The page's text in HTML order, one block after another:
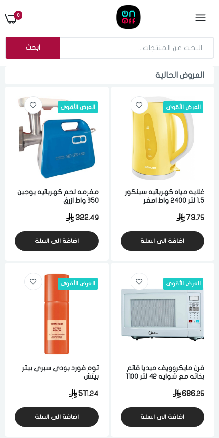
0
ابحث
العروض الحالية
العرض الأقوى
غلايه مياه كهربائيه سينكور
1.5 لتر 2400 واط اصفر
73.75
اضافة الى السلة
العرض الأقوى
مفرمه لحم كهربائيه يوجين
850 واط ازرق
322.49
اضافة الى السلة
العرض الأقوى
فرن مايكروويف ميديا قائم
بذاته مع شوايه 42 لتر 1100
686.25
اضافة الى السلة
العرض الأقوى
توم فورد بودي سبري بيتر
بيتش
511.24
اضافة الى السلة
الدخول تسجيل
اختر المدينة